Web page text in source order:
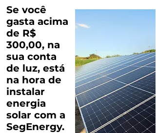
Se você
gasta acima
de R$
300,00, na
sua conta
de luz, está
na hora de
instalar
energia
solar com a
SegEnergy.